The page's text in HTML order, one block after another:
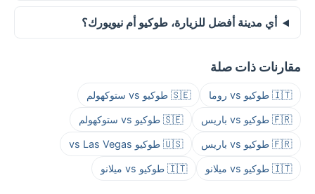
أي مدينة أفضل للزيارة، طوكيو أم نيويورك؟
مقارنات ذات صلة
🇮🇹 طوكيو vs روما 🇸🇪 طوكيو vs ستوكهولم
🇫🇷 طوكيو vs باريس 🇸🇪 طوكيو vs ستوكهولم
🇫🇷 طوكيو vs باريس 🇺🇸 طوكيو vs Las Vegas
🇮🇹 طوكيو vs ميلانو 🇮🇹 طوكيو vs ميلانو